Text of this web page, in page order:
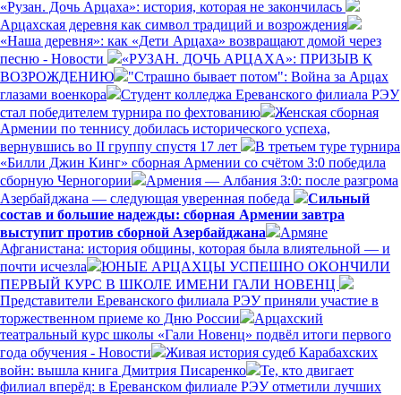
«Рузан. Дочь Арцаха»: история, которая не закончилась
Арцахская деревня как символ традиций и возрождения
«Наша деревня»: как «Дети Арцаха» возвращают домой через
песню - Новости
«РУЗАН. ДОЧЬ АРЦАХА»: ПРИЗЫВ К
ВОЗРОЖДЕНИЮ
"Страшно бывает потом": Война за Арцах
глазами военкора
Студент колледжа Ереванского филиала РЭУ
стал победителем турнира по фехтованию
Женская сборная
Армении по теннису добилась исторического успеха,
вернувшись во II группу спустя 17 лет
В третьем туре турнира
«Билли Джин Кинг» сборная Армении со счётом 3:0 победила
сборную Черногории
Армения — Албания 3:0: после разгрома
Азербайджана — следующая уверенная победа
Сильный
состав и большие надежды: сборная Армении завтра
выступит против сборной Азербайджана
Армяне
Афганистана: история общины, которая была влиятельной — и
почти исчезла
ЮНЫЕ АРЦАХЦЫ УСПЕШНО ОКОНЧИЛИ
ПЕРВЫЙ КУРС В ШКОЛЕ ИМЕНИ ГАЛИ НОВЕНЦ
Представители Ереванского филиала РЭУ приняли участие в
торжественном приеме ко Дню России
Арцахский
театральный курс школы «Гали Новенц» подвёл итоги первого
года обучения - Новости
Живая история судеб Карабахских
войн: вышла книга Дмитрия Писаренко
Те, кто двигает
филиал вперёд: в Ереванском филиале РЭУ отметили лучших